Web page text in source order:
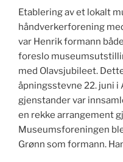
Etablering av et lokalt
håndverkerforening
var Henrik formann
foreslo
med Olavsjubileet.
åpningsstevne 22. juni i
gjenstander var
en rekke arrangement
Museumsforeningen
Grønn som formann.